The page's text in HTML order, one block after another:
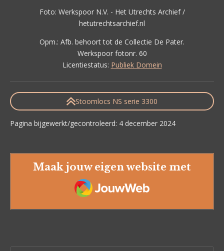
Foto: Werkspoor N.V. - Het Utrechts Archief /
hetutrechtsarchief.nl
Opm.: Afb. behoort tot de Collectie De Pater.
Werkspoor fotonr. 60
Licentiestatus: Publiek Domein
Stoomlocs NS serie 3300
Pagina bijgewerkt/gecontroleerd: 4 december 2024
Maak jouw eigen website met
JouwWeb